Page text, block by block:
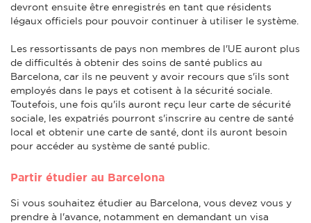
devront ensuite être enregistrés en tant que résidents
légaux officiels pour pouvoir continuer à utiliser le système.
Les ressortissants de pays non membres de l'UE auront plus
de difficultés à obtenir des soins de santé publics au
Barcelona, car ils ne peuvent y avoir recours que s'ils sont
employés dans le pays et cotisent à la sécurité sociale.
Toutefois, une fois qu'ils auront reçu leur carte de sécurité
sociale, les expatriés pourront s'inscrire au centre de santé
local et obtenir une carte de santé, dont ils auront besoin
pour accéder au système de santé public.
Partir étudier au Barcelona
Si vous souhaitez étudier au Barcelona, vous devez vous y
prendre à l'avance, notamment en demandant un visa